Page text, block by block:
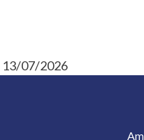
13/07/2026